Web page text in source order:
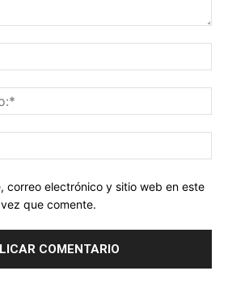
correo electrónico y sitio web en este
que comente.